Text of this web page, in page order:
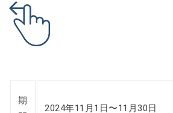
期
2024年11月1日〜11月30日